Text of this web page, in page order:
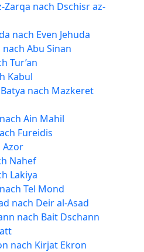
nach Dschisr az-
nach Even Jehuda
Abu Sinan
Tur’an
Kabul
nach Mazkeret
Ain Mahil
Fureidis
Azor
Nahef
Lakiya
Tel Mond
nach Deir al-Asad
nach Bait Dschann
nach Kirjat Ekron